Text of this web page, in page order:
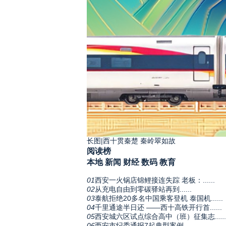
长图|西十贯秦楚 秦岭翠如故
阅读榜
本地 新闻 财经 数码 教育
01西安一火锅店锦鲤接连失踪 老板：......
02从充电自由到零碳驿站再到......
03泰航拒绝20多名中国乘客登机 泰国机......
04千里通途半日还 ——西十高铁开行首......
05西安城六区试点综合高中（班）征集志